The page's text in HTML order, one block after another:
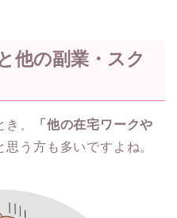
他の副業・スク
、
「他の在宅ワークや
思う方も多いですよね。